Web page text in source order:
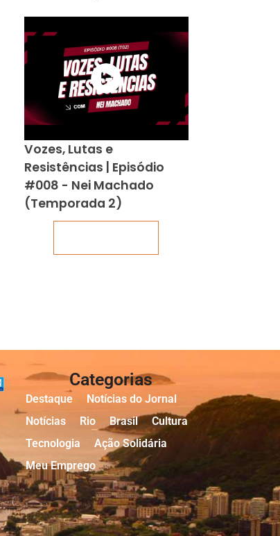
Vozes, Lutas e
Resistências | Episódio
#008 - Nei Machado
(Temporada 2)
Categorias
Destaque
Notícias do Jornal
Notícias
Rio Brasil
Cultura
Tecnologia
Ação Solidária
Meu Emprego